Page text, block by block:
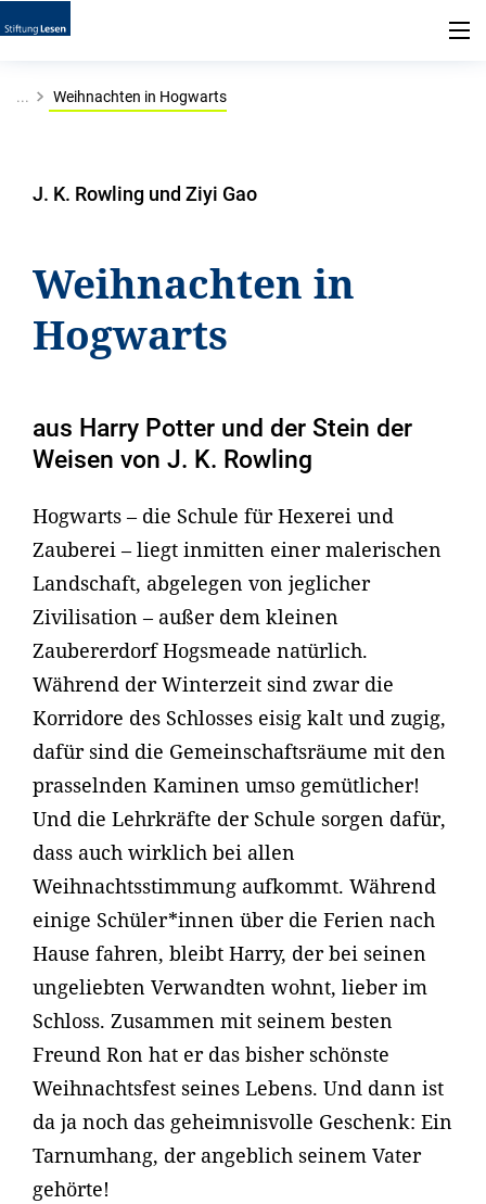
... Weihnachten in Hogwarts
J. K. Rowling und Ziyi Gao
Weihnachten in
Hogwarts
aus Harry Potter und der Stein der
Weisen von J. K. Rowling
Hogwarts – die Schule für Hexerei und
Zauberei – liegt inmitten einer malerischen
Landschaft, abgelegen von jeglicher
Zivilisation – außer dem kleinen
Zaubererdorf Hogsmeade natürlich.
Während der Winterzeit sind zwar die
Korridore des Schlosses eisig kalt und zugig,
dafür sind die Gemeinschaftsräume mit den
prasselnden Kaminen umso gemütlicher!
Und die Lehrkräfte der Schule sorgen dafür,
dass auch wirklich bei allen
Weihnachtsstimmung aufkommt. Während
einige Schüler*innen über die Ferien nach
Hause fahren, bleibt Harry, der bei seinen
ungeliebten Verwandten wohnt, lieber im
Schloss. Zusammen mit seinem besten
Freund Ron hat er das bisher schönste
Weihnachtsfest seines Lebens. Und dann ist
da ja noch das geheimnisvolle Geschenk: Ein
Tarnumhang, der angeblich seinem Vater
gehörte!